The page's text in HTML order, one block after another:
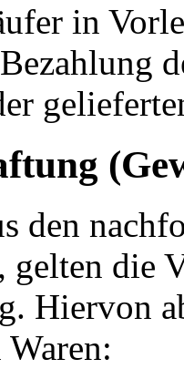
in
den
gelten die
Hiervon